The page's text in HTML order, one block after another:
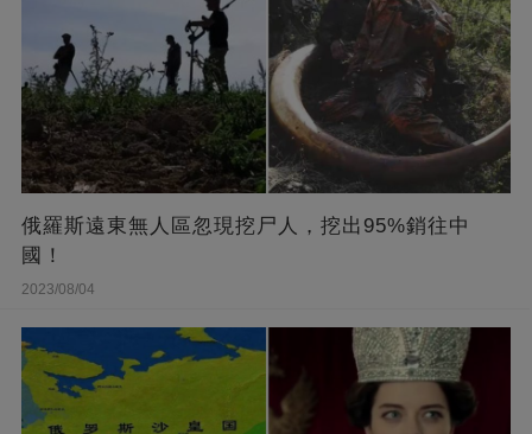
俄羅斯遠東無人區忽現挖尸人，挖出95%銷往中
國！
2023/08/04